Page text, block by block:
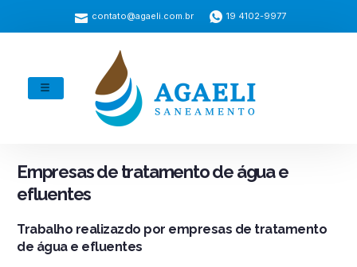
contato@agaeli.com.br 19 4102-9977
Empresas de tratamento de água e
efluentes
Trabalho realizazdo por empresas de tratamento
de água e efluentes